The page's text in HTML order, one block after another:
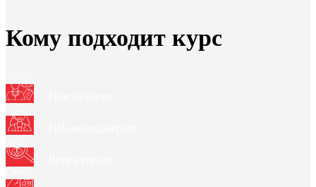
Кому подходит курс